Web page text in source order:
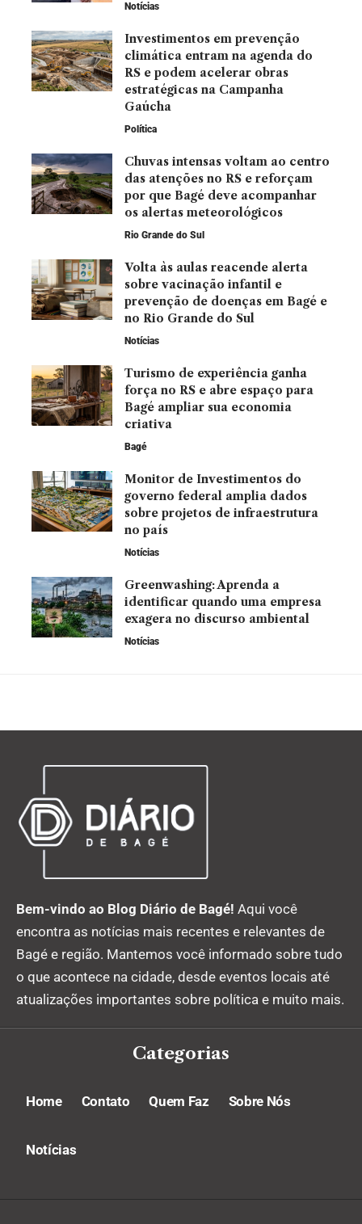
Notícias
Investimentos em prevenção
climática entram na agenda do
RS e podem acelerar obras
estratégicas na Campanha
Gaúcha
Política
Chuvas intensas voltam ao centro
das atenções no RS e reforçam
por que Bagé deve acompanhar
os alertas meteorológicos
Rio Grande do Sul
Volta às aulas reacende alerta
sobre vacinação infantil e
prevenção de doenças em Bagé e
no Rio Grande do Sul
Notícias
Turismo de experiência ganha
força no RS e abre espaço para
Bagé ampliar sua economia
criativa
Bagé
Monitor de Investimentos do
governo federal amplia dados
sobre projetos de infraestrutura
no país
Notícias
Greenwashing: Aprenda a
identificar quando uma empresa
exagera no discurso ambiental
Notícias
Bem-vindo ao Blog Diário de Bagé! Aqui você
encontra as notícias mais recentes e relevantes de
Bagé e região. Mantemos você informado sobre tudo
o que acontece na cidade, desde eventos locais até
atualizações importantes sobre política e muito mais.
Categorias
Home Contato Quem Faz Sobre Nós
Notícias